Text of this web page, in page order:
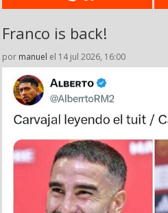
Franco is back!
por manuel el 14 jul 2026, 16:00